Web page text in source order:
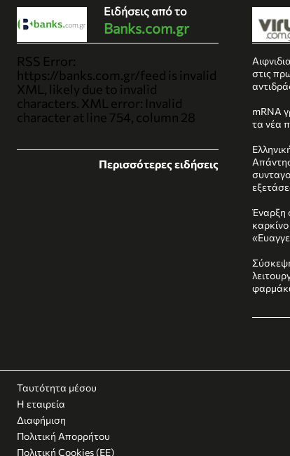
Ειδήσεις από το
Banks.com.gr
RSS Error:
https://banks.com.gr/feed is invalid
XML, likely due to invalid
characters. XML error: Invalid
character at line 754, column 28
Περισσότερες ειδήσεις
στις
mRNA
τα νέα
Έναρξη
Ταυτότητα μέσου
Η εταιρεία
Διαφήμιση
Πολιτική Απορρήτου
Πολιτική Cookies (ΕΕ)